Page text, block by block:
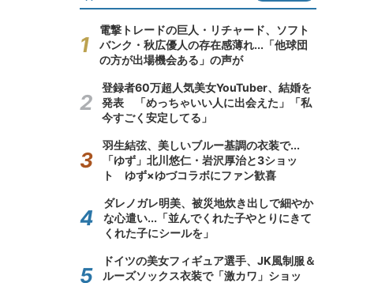
電撃トレードの巨人・リチャード、ソフト
バンク・秋広優人の存在感薄れ...「他球団
の方が出場機会ある」の声が
登録者60万超人気美女YouTuber、結婚を
発表 「めっちゃいい人に出会えた」「私
今すごく安定してる」
羽生結弦、美しいブルー基調の衣装で...
「ゆず」北川悠仁・岩沢厚治と3ショッ
ト ゆず×ゆづコラボにファン歓喜
ダレノガレ明美、被災地炊き出しで細やか
な心遣い...「並んでくれた子やとりにきて
くれた子にシールを」
ドイツの美女フィギュア選手、JK風制服＆
ルーズソックス衣装で「激カワ」ショッ